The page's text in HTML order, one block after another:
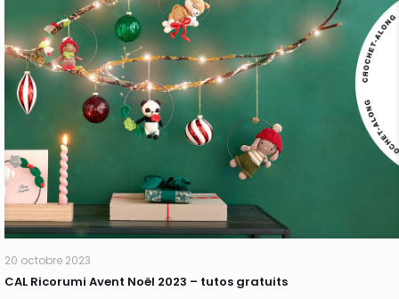
20 octobre 2023
CAL Ricorumi Avent Noël 2023 – tutos gratuits